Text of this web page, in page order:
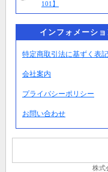
101】
インフォメーショ
特定商取引法に基ずく表記
会社案内
プライバシーポリシー
お問い合わせ
株式